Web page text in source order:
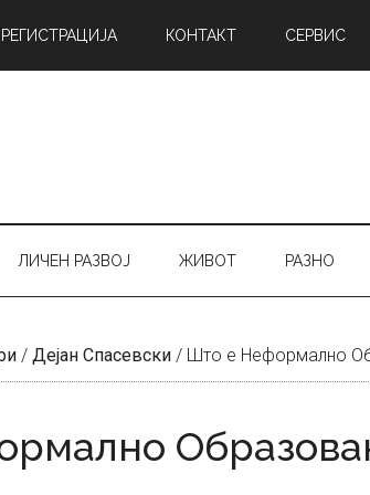
РЕГИСТРАЦИЈА КОНТАКТ СЕРВИС
ЛИЧЕН РАЗВОЈ ЖИВОТ РАЗНО
/ Дејан Спасевски / Што е Неформално